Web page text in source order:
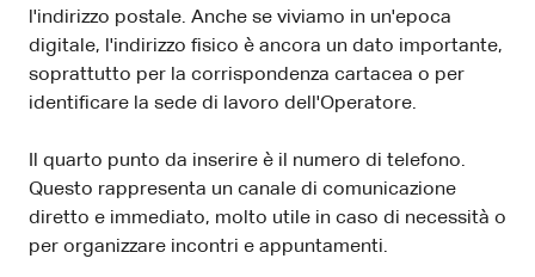
l'indirizzo postale. Anche se viviamo in un'epoca
digitale, l'indirizzo fisico è ancora un dato importante,
soprattutto per la corrispondenza cartacea o per
identificare la sede di lavoro dell'Operatore.
Il quarto punto da inserire è il numero di telefono.
Questo rappresenta un canale di comunicazione
diretto e immediato, molto utile in caso di necessità o
per organizzare incontri e appuntamenti.